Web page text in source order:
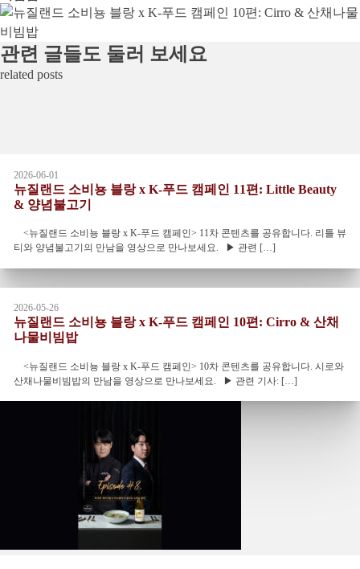
관련 글들도 둘러 보세요
related posts
2026-06-01
뉴질랜드 소비뇽 블랑 x K-푸드 캠페인 11편: Little Beauty
& 양념불고기
<뉴질랜드 소비뇽 블랑 x K-푸드 캠페인> 11차 콘텐츠를 공유합니다. 리틀 뷰
티와 양념불고기의 만남을 영상으로 만나보세요. ▶ 관련 […]
2026-05-26
뉴질랜드 소비뇽 블랑 x K-푸드 캠페인 10편: Cirro & 산채
나물비빔밥
<뉴질랜드 소비뇽 블랑 x K-푸드 캠페인> 10차 콘텐츠를 공유합니다. 시로와
산채나물비빔밥의 만남을 영상으로 만나보세요. ▶ 관련 기사: […]